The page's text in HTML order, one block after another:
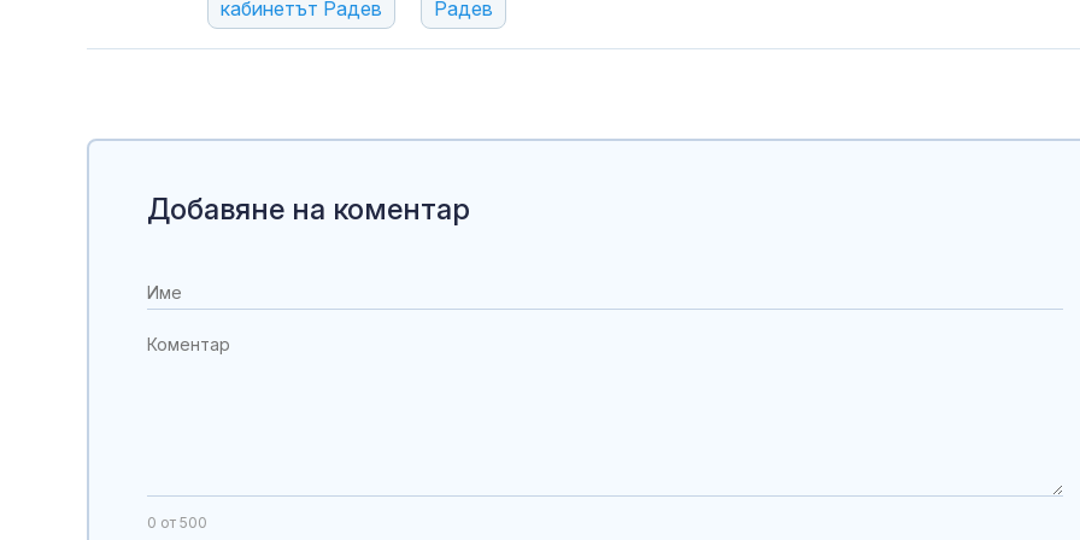
кабинетът Радев Радев
Добавяне на коментар
0 от 500